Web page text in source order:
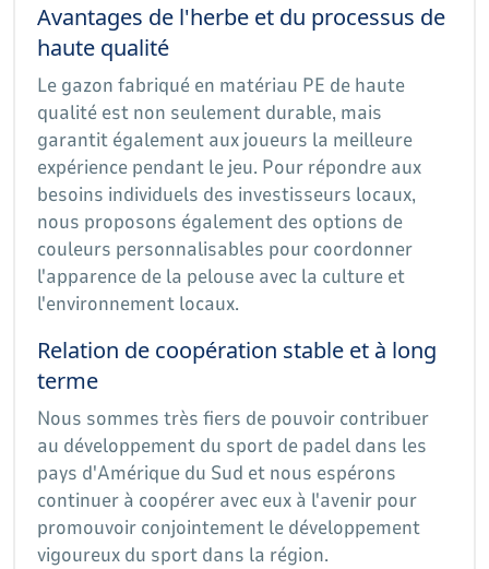
Avantages de l'herbe et du processus de
haute qualité
Le gazon fabriqué en matériau PE de haute
qualité est non seulement durable, mais
garantit également aux joueurs la meilleure
expérience pendant le jeu. Pour répondre aux
besoins individuels des investisseurs locaux,
nous proposons également des options de
couleurs personnalisables pour coordonner
l'apparence de la pelouse avec la culture et
l'environnement locaux.
Relation de coopération stable et à long
terme
Nous sommes très fiers de pouvoir contribuer
au développement du sport de padel dans les
pays d'Amérique du Sud et nous espérons
continuer à coopérer avec eux à l'avenir pour
promouvoir conjointement le développement
vigoureux du sport dans la région.